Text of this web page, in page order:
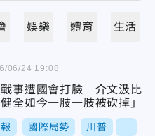
娛樂 體育 生活
戰事遭國會打臉 介文汲比
全如今一肢一肢被砍掉」
國際局勢 川普
06/24 19:08